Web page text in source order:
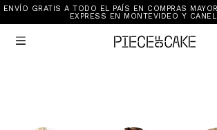
ENVÍO GRATIS A TODO EL PAÍS EN COMPRAS
EXPRESS EN MONTEVIDEO Y

Sale
New In
Ver Todo
Vestimenta